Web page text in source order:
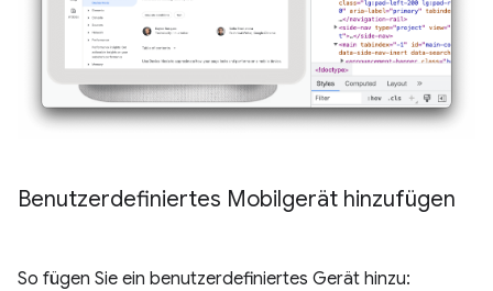
Benutzerdefiniertes Mobilgerät hinzufügen
So fügen Sie ein benutzerdefiniertes Gerät hinzu: